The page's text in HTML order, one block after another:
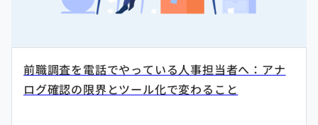
前職調査を電話でやっている人事担当者へ：アナ
ログ確認の限界とツール化で変わること